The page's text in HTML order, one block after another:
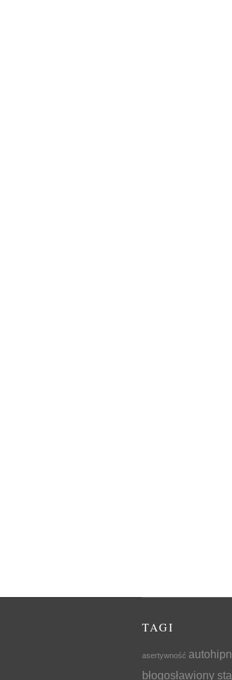
TAGI
asertywność
błogosławiony